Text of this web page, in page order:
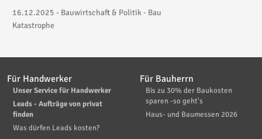
16.12.2025 - Bauwirtschaft & Politik - Bau
Katastrophe
Für Handwerker
Unser Service für Handwerker
Leads - Aufträge von privat
finden
Was dürfen Leads kosten?
Für Bauherrn
Bis zu 30% der Baukosten
sparen -so geht's
Haus- und Baumessen 2026